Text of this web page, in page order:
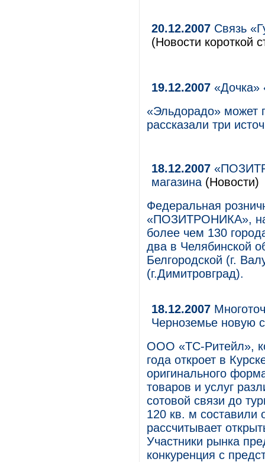
20.12.2007 Связь
(Новости короткой
19.12.2007 «Дочка»
«Эльдорадо» может
рассказали три
18.12.2007
магазина (Новости)
Федеральная
«ПОЗИТРОНИКА»,
более чем 130
два в Челябинской
Белгородской (г.
(г.Димитровград).
18.12.2007
Черноземье новую
ООО «ТС-Ритейл»,
года откроет в
оригинального
товаров и услуг
сотовой связи до
120 кв. м составили
рассчитывает
Участники рынка
конкуренция с